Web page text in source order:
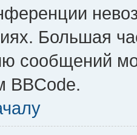
Большая
сообщений
BBCode.